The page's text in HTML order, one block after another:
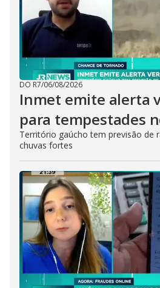
DO R7/06/08/2026
Inmet emite alerta
para tempestades
Território gaúcho tem previsão de
chuvas fortes